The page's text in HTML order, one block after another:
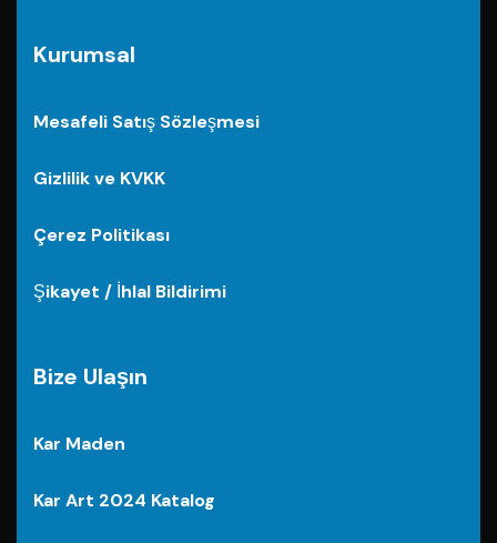
Kurumsal
Mesafeli Satış Sözleşmesi
Gizlilik ve KVKK
Çerez Politikası
Şikayet / İhlal Bildirimi
Bize Ulaşın
Kar Maden
Kar Art 2024 Katalog